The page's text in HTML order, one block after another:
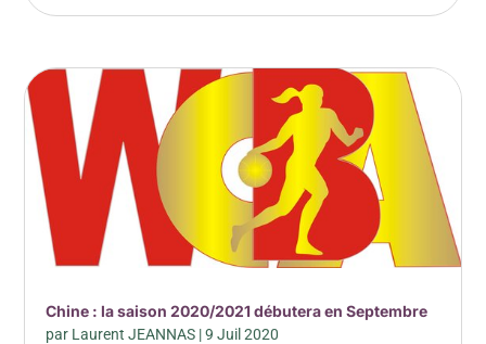
Chine : la saison 2020/2021 débutera en Septembre
par Laurent JEANNAS |9 Juil 2020